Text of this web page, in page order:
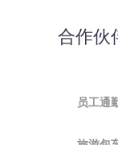
合作伙
员工通